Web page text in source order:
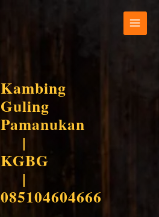
Kambing
Guling
Pamanukan
|
KGBG
|
085104604666